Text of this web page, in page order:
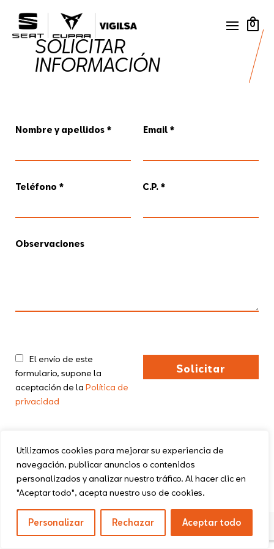
Utilizamos cookies para mejorar su experiencia de
navegación, publicar anuncios o contenidos
personalizados y analizar nuestro tráfico. Al hacer clic en
"Aceptar todo", acepta nuestro uso de cookies.
Personalizar Rechazar Aceptar todo
0
SOLICITAR
INFORMACIÓN
Nombre y apellidos * Email *
Teléfono * C.P. *
Observaciones
El envío de este
formulario, supone la
aceptación de laPolítica de
privacidad
Política de privacidad
Política de cookies